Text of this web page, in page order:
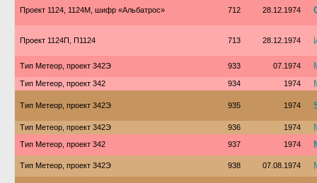
Проект 1124, 1124М, шифр «Альбатрос» 712 28.12.1974
Проект 1124П, П1124 713 28.12.1974
Тип Метеор, проект 342Э 933 07.1974
Тип Метеор, проект 342 934 1974
Тип Метеор, проект 342Э 935 1974
Тип Метеор, проект 342Э 936 1974
Тип Метеор, проект 342 937 1974
Тип Метеор, проект 342Э 938 07.08.1974